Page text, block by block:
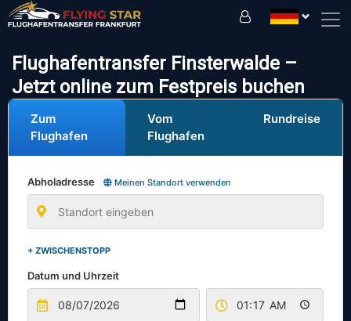
Flughafentransfer Finsterwalde –
Jetzt online zum Festpreis buchen
Zum
Flughafen
Vom
Flughafen
Rundreise
Abholadresse Meinen Standort verwenden
+ ZWISCHENSTOPP
Datum und Uhrzeit